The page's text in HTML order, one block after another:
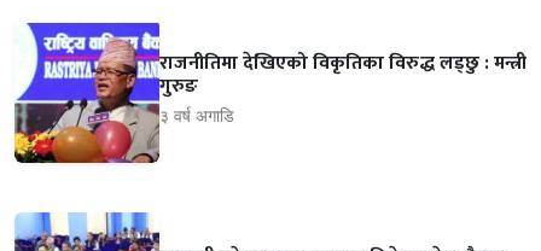
राजनीतिमा देखिएको विकृतिका विरुद्ध लड्छु : मन्त्री
गुरुङ
३ वर्ष अगाडि